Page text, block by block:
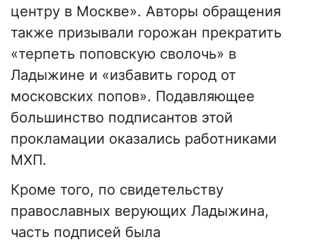
центру в Москве». Авторы обращения
также призывали горожан прекратить
«терпеть поповскую сволочь» в
Ладыжине и «избавить город от
московских попов». Подавляющее
большинство подписантов этой
прокламации оказались работниками
МХП.
Кроме того, по свидетельству
православных верующих Ладыжина,
часть подписей была